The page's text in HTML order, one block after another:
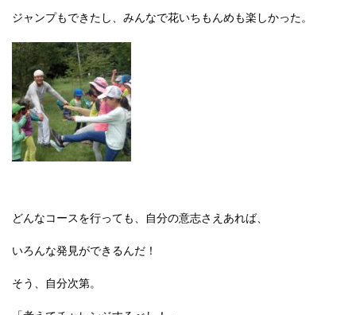
ジャンプもできたし、みんなで花いちもんめも楽しかった。
どんなコースを行っても、自分の意志さえあれば、
いろんな発見ができるんだ！
そう、自分次第。